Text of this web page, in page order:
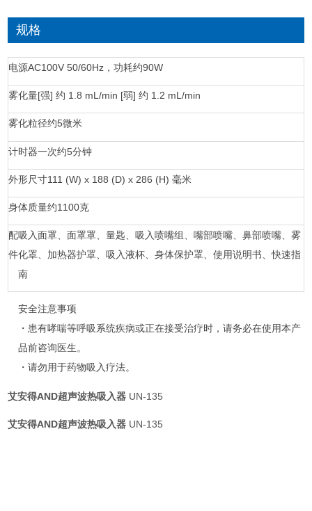
规格
电源AC100V 50/60Hz，功耗约90W
雾化量[强] 约 1.8 mL/min [弱] 约 1.2 mL/min
雾化粒径约5微米
计时器一次约5分钟
外形尺寸111 (W) x 188 (D) x 286 (H) 毫米
身体质量约1100克
配
件
吸入面罩、面罩罩、量匙、吸入喷嘴组、嘴部喷嘴、鼻部喷嘴、雾
化罩、加热器护罩、吸入液杯、身体保护罩、使用说明书、快速指
南
安全注意事项
・患有哮喘等呼吸系统疾病或正在接受治疗时，请务必在使用本产
品前咨询医生。
・请勿用于药物吸入疗法。
艾安得AND超声波热吸入器 UN-135
艾安得AND超声波热吸入器 UN-135